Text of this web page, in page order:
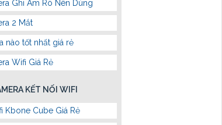
Ghi Âm Rõ Nên Dùng
2 Mắt
nào tốt nhất giá rẻ
Wifi Giá Rẻ
KẾT NỐI WIFI
Kbone Cube Giá Rẻ